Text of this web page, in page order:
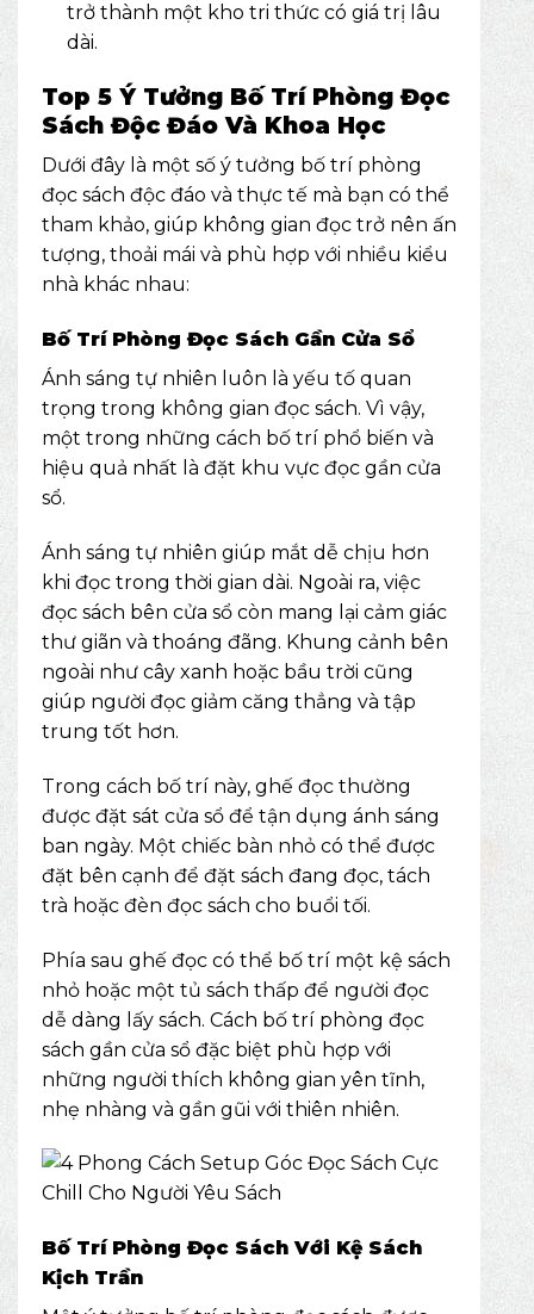
trở thành một kho tri thức có giá trị lâu
dài.
Top 5 Ý Tưởng Bố Trí Phòng Đọc
Sách Độc Đáo Và Khoa Học
Dưới đây là một số ý tưởng bố trí phòng
đọc sách độc đáo và thực tế mà bạn có thể
tham khảo, giúp không gian đọc trở nên ấn
tượng, thoải mái và phù hợp với nhiều kiểu
nhà khác nhau:
Bố Trí Phòng Đọc Sách Gần Cửa Sổ
Ánh sáng tự nhiên luôn là yếu tố quan
trọng trong không gian đọc sách. Vì vậy,
một trong những cách bố trí phổ biến và
hiệu quả nhất là đặt khu vực đọc gần cửa
sổ.
Ánh sáng tự nhiên giúp mắt dễ chịu hơn
khi đọc trong thời gian dài. Ngoài ra, việc
đọc sách bên cửa sổ còn mang lại cảm giác
thư giãn và thoáng đãng. Khung cảnh bên
ngoài như cây xanh hoặc bầu trời cũng
giúp người đọc giảm căng thẳng và tập
trung tốt hơn.
Trong cách bố trí này, ghế đọc thường
được đặt sát cửa sổ để tận dụng ánh sáng
ban ngày. Một chiếc bàn nhỏ có thể được
đặt bên cạnh để đặt sách đang đọc, tách
trà hoặc đèn đọc sách cho buổi tối.
Phía sau ghế đọc có thể bố trí một kệ sách
nhỏ hoặc một tủ sách thấp để người đọc
dễ dàng lấy sách. Cách bố trí phòng đọc
sách gần cửa sổ đặc biệt phù hợp với
những người thích không gian yên tĩnh,
nhẹ nhàng và gần gũi với thiên nhiên.
Bố Trí Phòng Đọc Sách Với Kệ Sách
Kịch Trần